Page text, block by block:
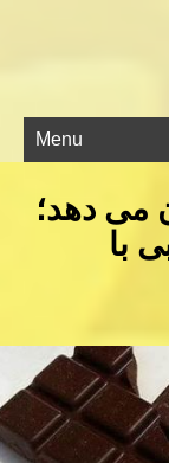
Menu
می دهد؛
با